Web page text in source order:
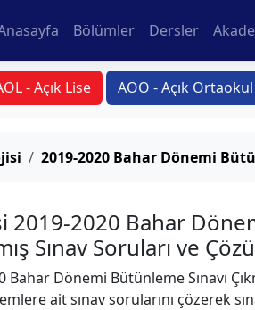
Bölümler Dersler
- Açık Lise AÖO - Açık Ortaokul
2019-2020 Bahar Dönemi
2019-2020 Bahar
Sınav Soruları ve
Dönemi Bütünleme Sınavı
ait sınav sorularını çözerek